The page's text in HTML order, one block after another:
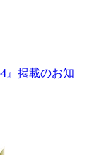
』掲載のお知